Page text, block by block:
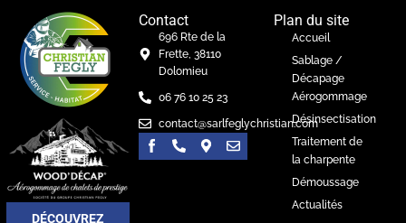
DÉCOUVREZ
Contact
696 Rte de la
Frette, 38110
Dolomieu
06 76 10 25 23
contact@sarlfeglychristian.com
Plan du site
Accueil
Sablage /
Décapage
Aérogommage
Désinsectisation
Traitement de
la charpente
Démoussage
Actualités